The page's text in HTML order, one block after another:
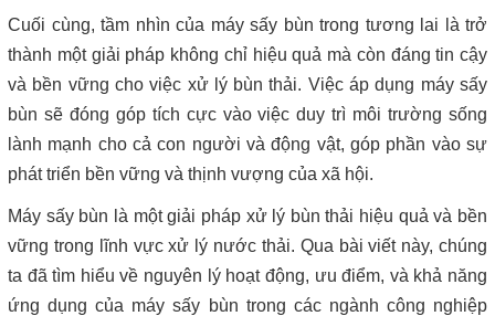
Cuối cùng, tầm nhìn của máy sấy bùn trong tương lai là trở
thành một giải pháp không chỉ hiệu quả mà còn đáng tin cậy
và bền vững cho việc xử lý bùn thải. Việc áp dụng máy sấy
bùn sẽ đóng góp tích cực vào việc duy trì môi trường sống
lành mạnh cho cả con người và động vật, góp phần vào sự
phát triển bền vững và thịnh vượng của xã hội.
Máy sấy bùn là một giải pháp xử lý bùn thải hiệu quả và bền
vững trong lĩnh vực xử lý nước thải. Qua bài viết này, chúng
ta đã tìm hiểu về nguyên lý hoạt động, ưu điểm, và khả năng
ứng dụng của máy sấy bùn trong các ngành công nghiệp